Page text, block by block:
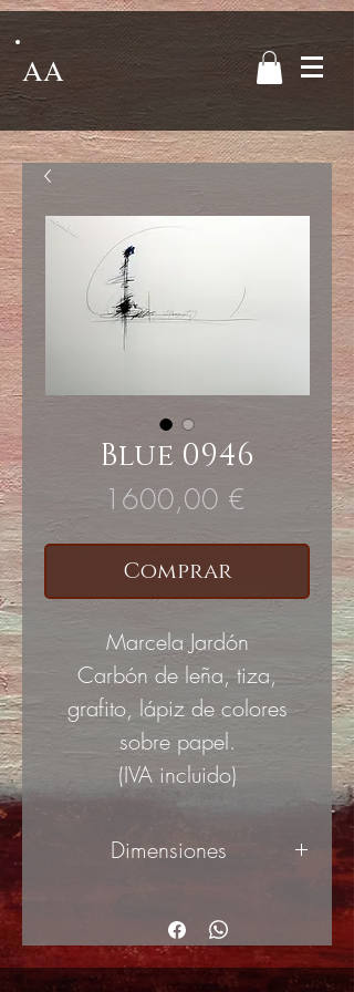
AA
Blue 0946
1600,00 €Precio
Comprar
Marcela Jardón
Carbón de leña, tiza,
grafito, lápiz de colores
sobre papel.
(IVA incluido)
Dimensiones